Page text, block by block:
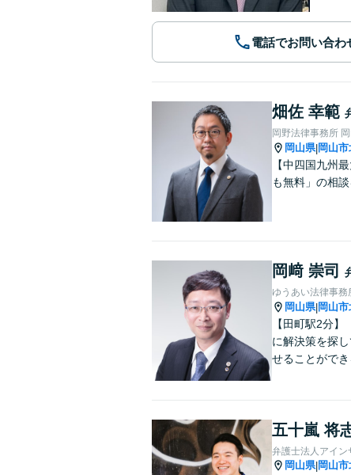
電話でお問い合わ
畑佐 幸範
岡野法律事務所
岡山県|岡山
【中四国九州
も無料」の相
岡﨑 崇司
ゆうあい法律事務
岡山県|岡山
【田町駅2分
に解決策を探
せることができ
五十嵐 将
弁護士法人アイン
岡山県|岡山